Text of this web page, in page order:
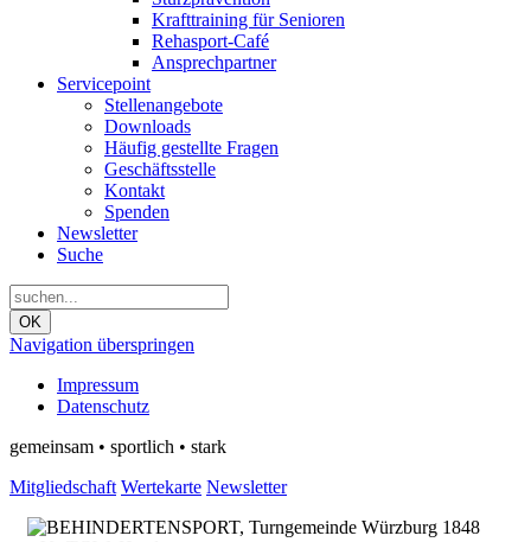
Krafttraining für Senioren
Rehasport-Café
Ansprechpartner
Servicepoint
Stellenangebote
Downloads
Häufig gestellte Fragen
Geschäftsstelle
Kontakt
Spenden
Newsletter
Suche
OK
Navigation überspringen
Impressum
Datenschutz
gemeinsam • sportlich • stark
Mitgliedschaft Wertekarte Newsletter